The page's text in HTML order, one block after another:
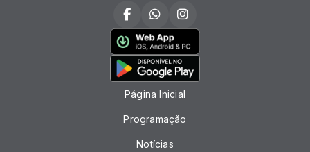
Página Inicial
Programação
Notícias